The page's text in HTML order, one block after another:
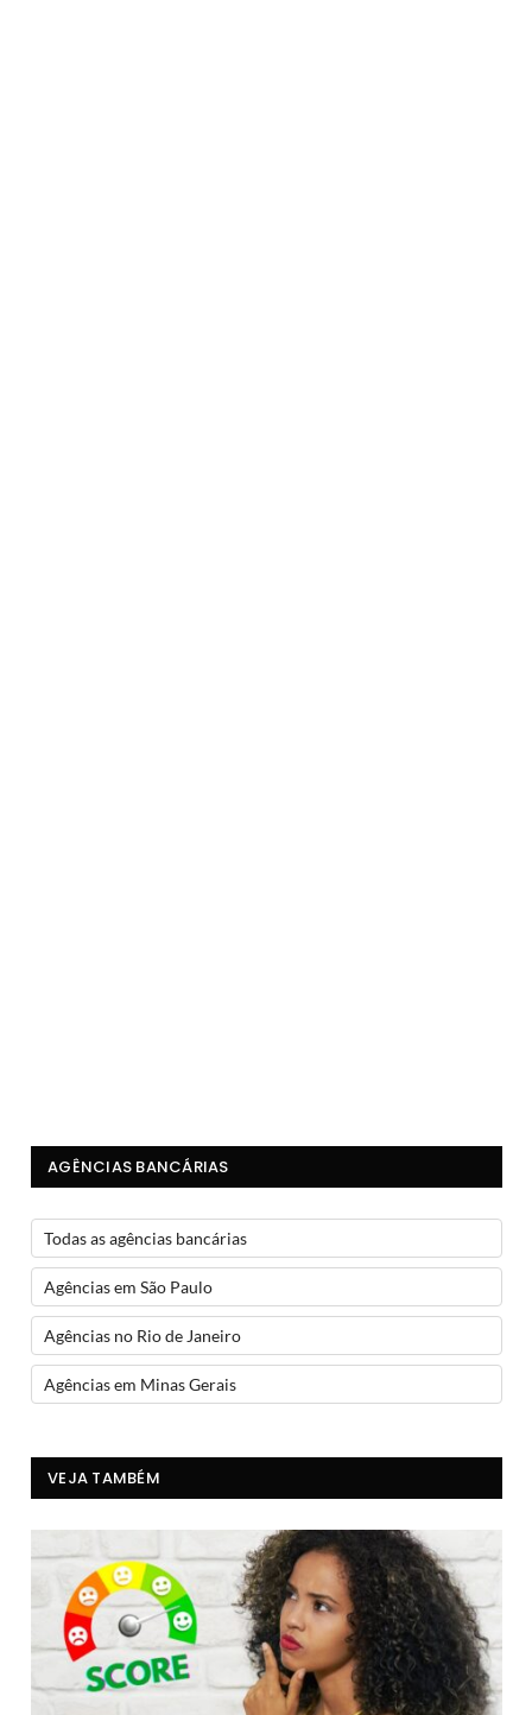
AGÊNCIAS BANCÁRIAS
Todas as agências bancárias
Agências em São Paulo
Agências no Rio de Janeiro
Agências em Minas Gerais
VEJA TAMBÉM